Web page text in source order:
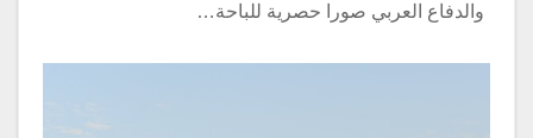
والدفاع العربي صورا حصرية للباحة…